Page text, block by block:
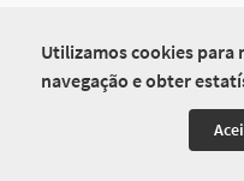
Utilizamos cookies para
navegação e obter